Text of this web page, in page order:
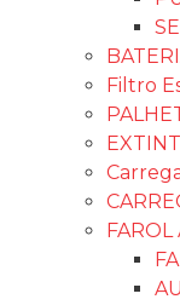
Filtro
FAROL